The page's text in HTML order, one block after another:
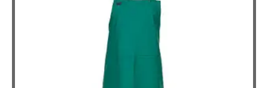
gekozen